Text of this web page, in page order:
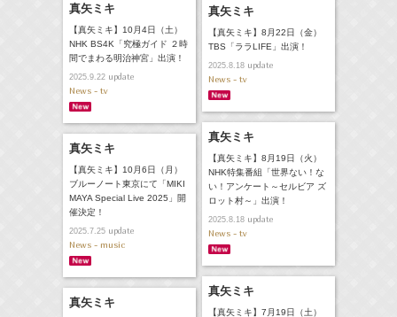
真矢ミキ
【真矢ミキ】10月4日（土）
NHK BS4K「究極ガイド ２時
間でまわる明治神宮」出演！
2025.9.22update
News - tv
真矢ミキ
【真矢ミキ】8月22日（金）
TBS「ララLIFE」出演！
2025.8.18update
News - tv
真矢ミキ
【真矢ミキ】8月19日（火）
NHK特集番組「世界ない！な
い！アンケート～セルビア ズ
ロット村～」出演！
2025.8.18update
News - tv
真矢ミキ
【真矢ミキ】10月6日（月）
ブルーノート東京にて「MIKI
MAYA Special Live 2025」開
催決定！
2025.7.25update
News - music
真矢ミキ
【真矢ミキ】7月19日（土）
真矢ミキ